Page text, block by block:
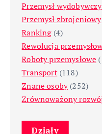
Przemysł wydobywczy
Przemysł zbrojeniowy
Ranking(4)
Rewolucja
Roboty przemysłowe
Transport(118)
Znane osoby(252)
Zrównoważony
Działy